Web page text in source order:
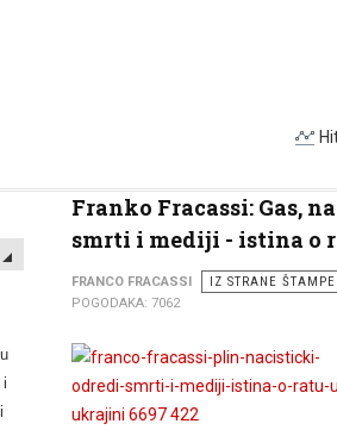
EMPTY
i
Franko Fracassi: Gas,
smrti i mediji - istina o
FRANCO FRACASSI IZ STRANE ŠTAMPE
POGODAKA: 7062